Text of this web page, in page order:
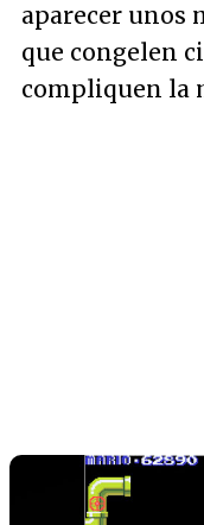
aparecer unos
que congelen
compliquen la